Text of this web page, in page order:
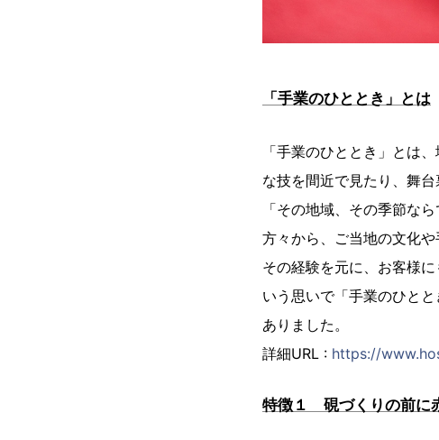
「手業のひととき」とは
「手業のひととき」とは
な技を間近で見たり、舞
「その地域、その季節な
方々から、ご当地の文化
その経験を元に、お客様
いう思いで「手業のひと
ありました。
詳細URL : https://
特徴１ 硯づくりの前に